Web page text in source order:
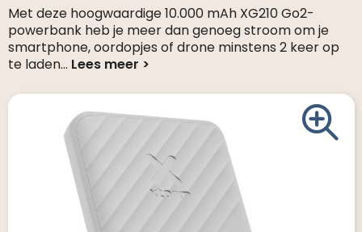
Schrijfwaren
Elektronica & gadgets
Giveaways
Met deze hoogwaardige 10.000 mAh XG210 Go2-
powerbank heb je meer dan genoeg stroom om je
smartphone, oordopjes of drone minstens 2 keer op
te laden...